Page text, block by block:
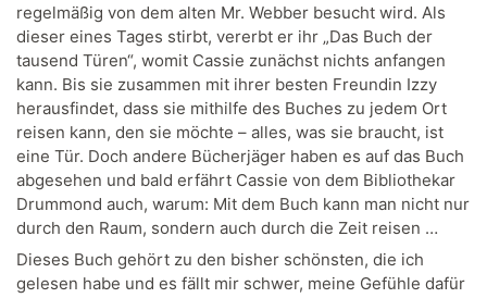
regelmäßig von dem alten Mr. Webber besucht wird. Als
dieser eines Tages stirbt, vererbt er ihr „Das Buch der
tausend Türen“, womit Cassie zunächst nichts anfangen
kann. Bis sie zusammen mit ihrer besten Freundin Izzy
herausfindet, dass sie mithilfe des Buches zu jedem Ort
reisen kann, den sie möchte – alles, was sie braucht, ist
eine Tür. Doch andere Bücherjäger haben es auf das Buch
abgesehen und bald erfährt Cassie von dem Bibliothekar
Drummond auch, warum: Mit dem Buch kann man nicht nur
durch den Raum, sondern auch durch die Zeit reisen …
Dieses Buch gehört zu den bisher schönsten, die ich
gelesen habe und es fällt mir schwer, meine Gefühle dafür